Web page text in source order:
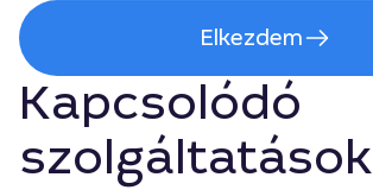
Elkezdem
Kapcsolódó
szolgáltatások